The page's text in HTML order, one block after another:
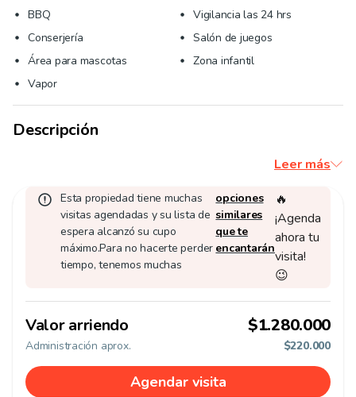
BBQ
Vigilancia las 24 hrs
Conserjería
Salón de juegos
Área para mascotas
Zona infantil
Vapor
Descripción
Leer más
Esta propiedad tiene muchas
visitas agendadas y su lista de
espera alcanzó su cupo
máximo.Para no hacerte perder
tiempo, tenemos muchas
opciones
similares
que te
encantarán
🔥
¡Agenda
ahora tu
visita!
😉
Valor arriendo $1.280.000
Administración aprox. $220.000
Agendar visita